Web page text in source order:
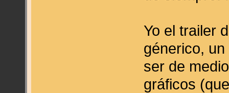
Yo el trailer
génerico,
ser de
gráficos